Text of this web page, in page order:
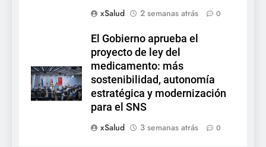
xSalud
2 semanas atrás 0
El Gobierno aprueba el
proyecto de ley del
medicamento: más
sostenibilidad, autonomía
estratégica y modernización
para el SNS
xSalud
3 semanas atrás 0